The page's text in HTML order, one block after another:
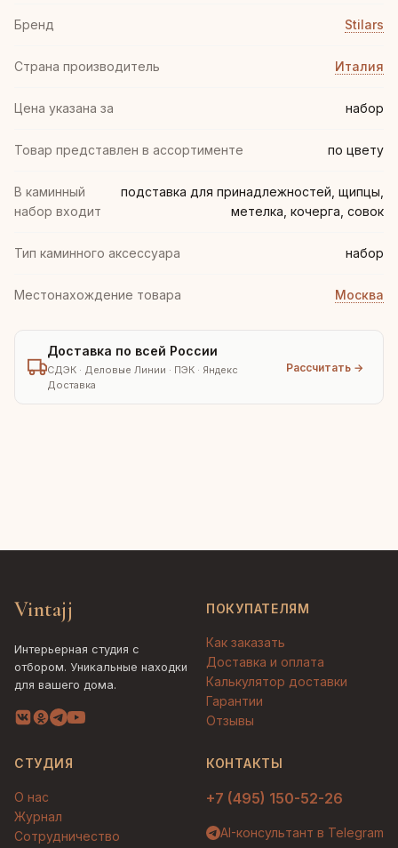
Бренд Stilars
Страна производитель Италия
Цена указана за набор
Товар представлен в ассортименте по цвету
В каминный
набор входит
подставка для принадлежностей, щипцы,
метелка, кочерга, совок
Тип каминного аксессуара набор
Местонахождение товара Москва
Доставка по всей России
СДЭК · Деловые Линии · ПЭК · Яндекс
Доставка
Рассчитать →
Vintajj
Интерьерная студия с
отбором. Уникальные находки
для вашего дома.
ПОКУПАТЕЛЯМ
Как заказать
Доставка и оплата
Калькулятор доставки
Гарантии
Отзывы
СТУДИЯ
О нас
Журнал
Сотрудничество
КОНТАКТЫ
+7 (495) 150-52-26
AI-консультант в Telegram